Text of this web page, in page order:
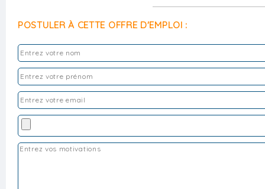
POSTULER À CETTE OFFRE D'EMPLOI :